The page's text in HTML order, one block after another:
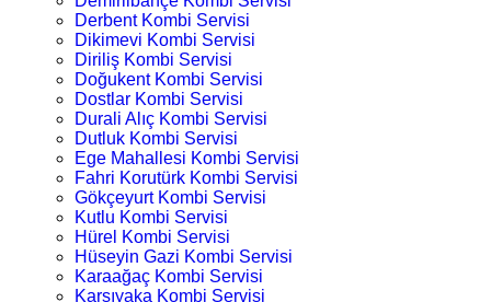
Derbent Kombi Servisi
Dikimevi Kombi Servisi
Diriliş Kombi Servisi
Doğukent Kombi Servisi
Dostlar Kombi Servisi
Durali Alıç Kombi Servisi
Dutluk Kombi Servisi
Ege Mahallesi Kombi Servisi
Fahri Korutürk Kombi Servisi
Gökçeyurt Kombi Servisi
Kutlu Kombi Servisi
Hürel Kombi Servisi
Hüseyin Gazi Kombi Servisi
Karaağaç Kombi Servisi
Karşıyaka Kombi Servisi